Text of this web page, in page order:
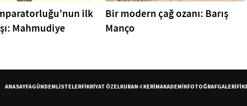
ilk
Mahmudiye
Bir modern çağ ozanı: Barış
Manço
ANASAYFAGÜNDEMLİSTELERFİKRİYAT ÖZELKURAN-I KERİMAKADEMİKFOTOĞRAFGALERİ